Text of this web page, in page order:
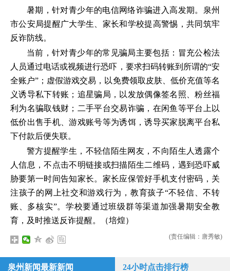
暑期，针对青少年的电信网络诈骗进入高发期。泉州
市公安局提醒广大学生、家长和学校提高警惕，共同筑牢
反诈防线。
当前，针对青少年的常见骗局主要包括：冒充公检法
人员通过电话或视频进行恐吓，要求扫码转账到所谓的“安
全账户”；虚假游戏交易，以免费领取皮肤、低价充值等名
义诱导私下转账；追星骗局，以发放偶像签名照、粉丝福
利为名骗取钱财；二手平台交易诈骗，在闲鱼等平台上以
低价出售手机、游戏账号等为诱饵，诱导买家脱离平台私
下付款后便失联。
警方提醒学生，不轻信陌生网友，不向陌生人透露个
人信息，不点击不明链接或扫描陌生二维码，遇到恐吓威
胁要第一时间告知家长。家长应保管好手机支付密码，关
注孩子的网上社交和游戏行为，教育孩子“不轻信、不转
账、多核实”。学校要通过班级群等渠道加强暑期安全教
育，及时推送反诈提醒。（培煌）
(责任编辑：唐秀敏)
泉州新闻最新新闻 24小时点击排行榜